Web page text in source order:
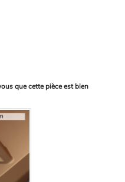
que cette pièce est bien